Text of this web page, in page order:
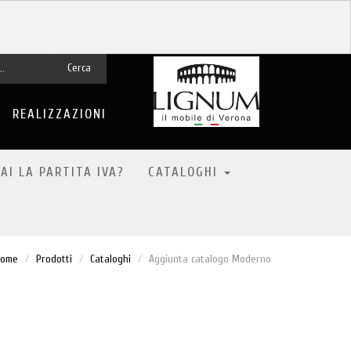
Cerca
REALIZZAZIONI
LA PARTITA IVA? CATALOGHI
Prodotti Cataloghi Aggiunta catalogo Moderno